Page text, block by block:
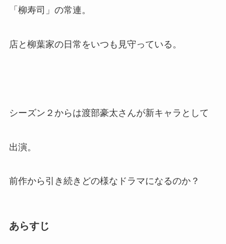
「柳寿司」の常連。
店と柳葉家の日常をいつも見守っている。
シーズン２からは渡部豪太さんが新キャラとして
出演。
前作から引き続きどの様なドラマになるのか？
あらすじ